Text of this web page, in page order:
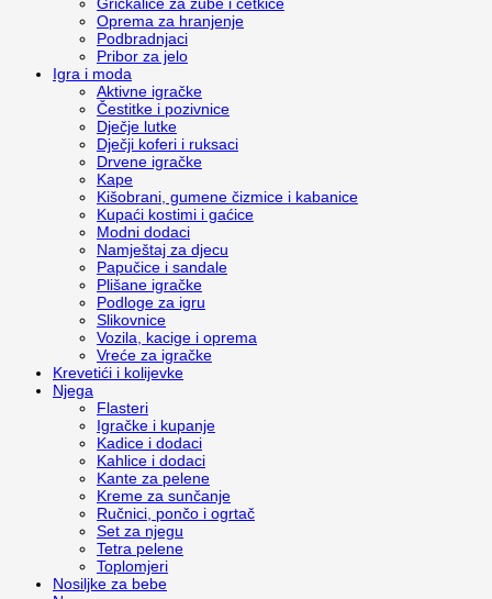
Oprema za hranjenje
Podbradnjaci
Pribor za jelo
Igra i moda
Aktivne igračke
Čestitke i pozivnice
Dječje lutke
Dječji koferi i ruksaci
Drvene igračke
Kape
Kišobrani, gumene čizmice i kabanice
Kupaći kostimi i gaćice
Modni dodaci
Namještaj za djecu
Papučice i sandale
Plišane igračke
Podloge za igru
Slikovnice
Vozila, kacige i oprema
Vreće za igračke
Krevetići i kolijevke
Njega
Flasteri
Igračke i kupanje
Kadice i dodaci
Kahlice i dodaci
Kante za pelene
Kreme za sunčanje
Ručnici, pončo i ogrtač
Set za njegu
Tetra pelene
Toplomjeri
Nosiljke za bebe